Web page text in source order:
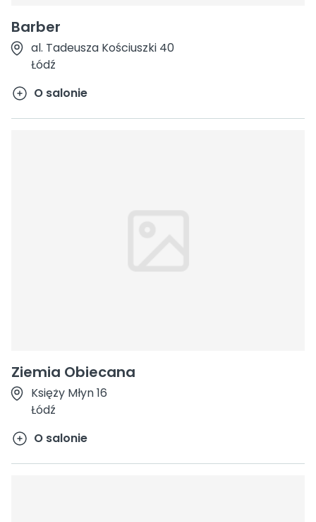
Barber
al. Tadeusza Kościuszki 40
Łódź
O salonie
Ziemia Obiecana
Księży Młyn 16
Łódź
O salonie